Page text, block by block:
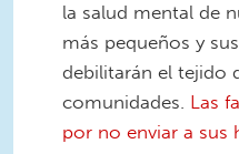
la salud mental de
más pequeños y
debilitarán el tejido
comunidades. Las
por no enviar a sus